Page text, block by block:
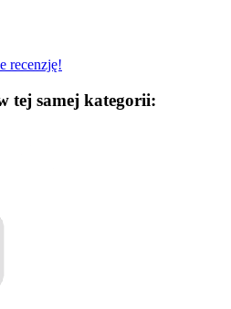
recenzję!
tej samej kategorii: